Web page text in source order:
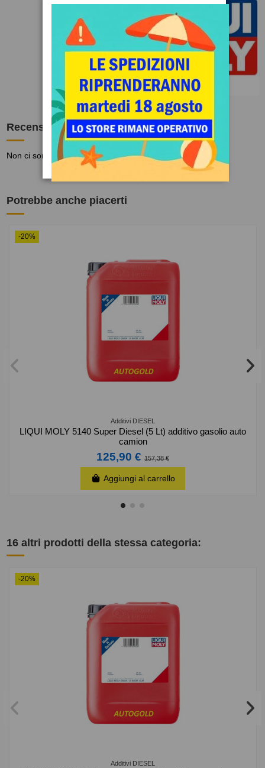
Marca
Recensioni(0)
Non ci sono recensioni
Potrebbe anche piacerti
-20%
Additivi DIESEL
LIQUI MOLY 5140 Super Diesel (5 Lt) additivo gasolio auto
camion
125,90 € 157,38 €
Aggiungi al carrello
16 altri prodotti della stessa categoria:
-20%
Additivi DIESEL